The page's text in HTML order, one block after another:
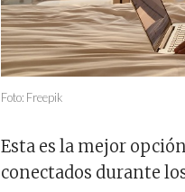
Foto: Freepik
Esta es la mejor
conectados durante